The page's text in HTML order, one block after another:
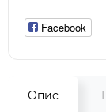
Facebook
Опис